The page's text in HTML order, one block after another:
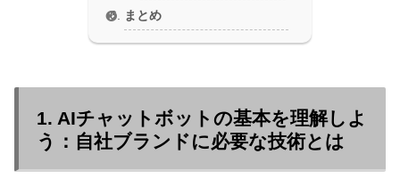
まとめ
1. AIチャットボットの基本を理解しよ
う：自社ブランドに必要な技術とは